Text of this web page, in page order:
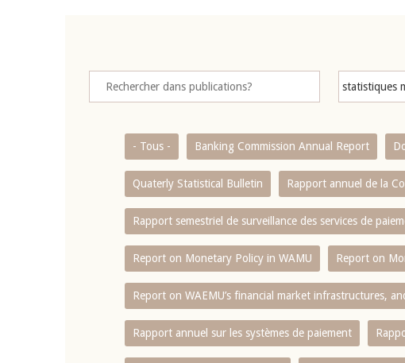
- Tous - Banking Commission Annual Report
Quaterly Statistical Bulletin Rapport annuel de la
Rapport semestriel de surveillance des services de
Report on Monetary Policy in WAMU Report on
Report on WAEMU’s financial market infrastructures,
Rapport annuel sur les systèmes de paiement